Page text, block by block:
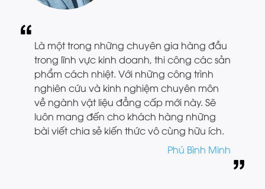
Là một trong những chuyên gia hàng đầu
trong lĩnh vực kinh doanh, thi công các sản
phẩm cách nhiệt. Với những công trình
nghiên cứu và kinh nghiệm chuyên môn
về ngành vật liệu đẳng cấp mới này. Sẽ
luôn mang đến cho khách hàng những
bài viết chia sẻ kiến thức vô cùng hữu ích.
Phú Bình Minh